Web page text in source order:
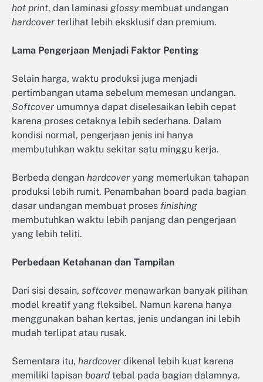
hot print, dan laminasi glossy membuat undangan
hardcover terlihat lebih eksklusif dan premium.
Lama Pengerjaan Menjadi Faktor Penting
Selain harga, waktu produksi juga menjadi
pertimbangan utama sebelum memesan undangan.
Softcover umumnya dapat diselesaikan lebih cepat
karena proses cetaknya lebih sederhana. Dalam
kondisi normal, pengerjaan jenis ini hanya
membutuhkan waktu sekitar satu minggu kerja.
Berbeda dengan hardcover yang memerlukan tahapan
produksi lebih rumit. Penambahan board pada bagian
dasar undangan membuat proses finishing
membutuhkan waktu lebih panjang dan pengerjaan
yang lebih teliti.
Perbedaan Ketahanan dan Tampilan
Dari sisi desain, softcover menawarkan banyak pilihan
model kreatif yang fleksibel. Namun karena hanya
menggunakan bahan kertas, jenis undangan ini lebih
mudah terlipat atau rusak.
Sementara itu, hardcover dikenal lebih kuat karena
memiliki lapisan board tebal pada bagian dalamnya.